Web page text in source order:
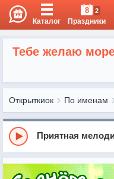
Каталог
8 2
Праздники
Тебе желаю
Открыткиок По именам
Приятная